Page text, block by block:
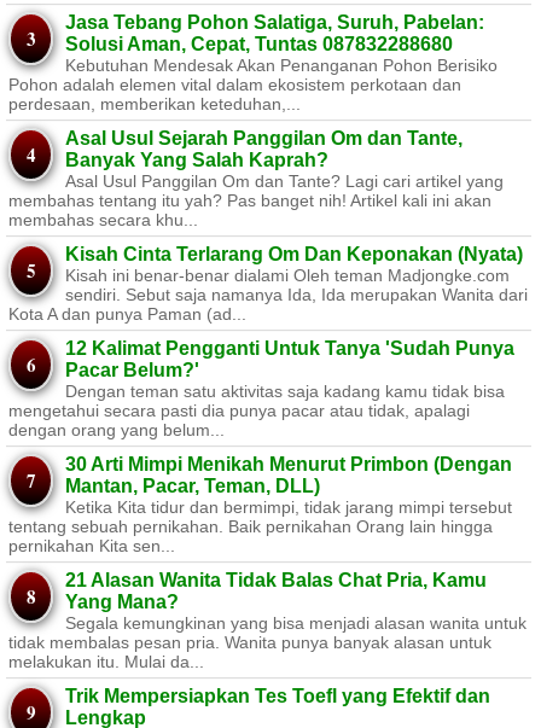
Jasa Tebang Pohon Salatiga, Suruh, Pabelan:
Solusi Aman, Cepat, Tuntas 087832288680
Kebutuhan Mendesak Akan Penanganan Pohon Berisiko ​
Pohon adalah elemen vital dalam ekosistem perkotaan dan
perdesaan, memberikan keteduhan,...
Asal Usul Sejarah Panggilan Om dan Tante,
Banyak Yang Salah Kaprah?
Asal Usul Panggilan Om dan Tante? Lagi cari artikel yang
membahas tentang itu yah? Pas banget nih! Artikel kali ini akan
membahas secara khu...
Kisah Cinta Terlarang Om Dan Keponakan (Nyata)
Kisah ini benar-benar dialami Oleh teman Madjongke.com
sendiri. Sebut saja namanya Ida, Ida merupakan Wanita dari
Kota A dan punya Paman (ad...
12 Kalimat Pengganti Untuk Tanya 'Sudah Punya
Pacar Belum?'
Dengan teman satu aktivitas saja kadang kamu tidak bisa
mengetahui secara pasti dia punya pacar atau tidak, apalagi
dengan orang yang belum...
30 Arti Mimpi Menikah Menurut Primbon (Dengan
Mantan, Pacar, Teman, DLL)
Ketika Kita tidur dan bermimpi, tidak jarang mimpi tersebut
tentang sebuah pernikahan. Baik pernikahan Orang lain hingga
pernikahan Kita sen...
21 Alasan Wanita Tidak Balas Chat Pria, Kamu
Yang Mana?
Segala kemungkinan yang bisa menjadi alasan wanita untuk
tidak membalas pesan pria. Wanita punya banyak alasan untuk
melakukan itu. Mulai da...
Trik Mempersiapkan Tes Toefl yang Efektif dan
Lengkap